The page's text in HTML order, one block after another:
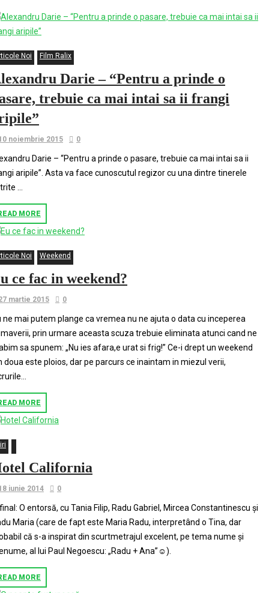
Noi Film Ralix
Darie – “Pentru a prinde o
trebuie ca mai intai sa ii frangi
noiembrie 2015 0
Darie – “Pentru a prinde o pasare, trebuie ca mai intai sa ii
aripile”. Asta va face cunoscutul regizor cu una dintre tinerele
…
MORE
Noi Weekend
ce fac in weekend?
martie 2015 0
ne mai putem plange ca vremea nu ne ajuta o data cu inceperea
prin urmare aceasta scuza trebuie eliminata atunci cand ne
sa spunem: „Nu ies afara,e urat si frig!” Ce-i drept un weekend
doua este ploios, dar pe parcurs ce inaintam in miezul verii,
MORE
California
iunie 2014 0
O entorsă, cu Tania Filip, Radu Gabriel, Mircea Constantinescu și
Maria (care de fapt este Maria Radu, interpretând o Tina, dar
că s-a inspirat din scurtmetrajul excelent, pe tema nume și
al lui Paul Negoescu: „Radu + Ana”☺).
MORE